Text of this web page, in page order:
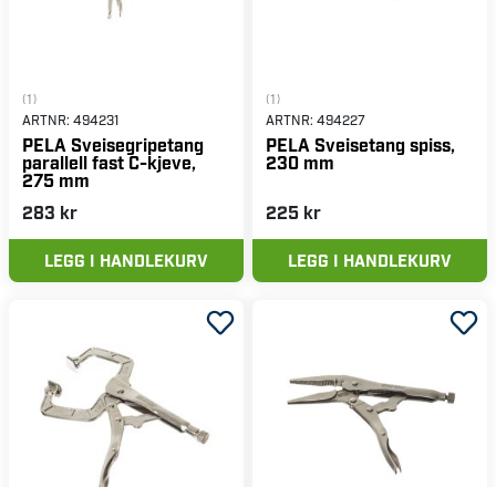
(1)
ARTNR: 494231
PELA Sveisegripetang
parallell fast C-kjeve,
275 mm
283 kr
LEGG I HANDLEKURV
(1)
ARTNR: 494227
PELA Sveisetang spiss,
230 mm
225 kr
LEGG I HANDLEKURV